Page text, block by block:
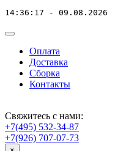
14:36:17 - 09.08.2026
Оплата
Доставка
Сборка
Контакты
Свяжитесь с нами:
+7(495) 532-34-87
+7(926) 707-07-73